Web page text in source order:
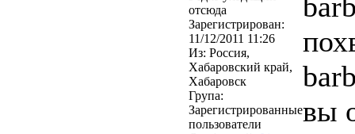
отсюда
Зарегистрирован:
11/12/2011 11:26
Из: Россия,
Хабаровский край,
Хабаровск
Група:
Зарегистрированные
пользователи
вы